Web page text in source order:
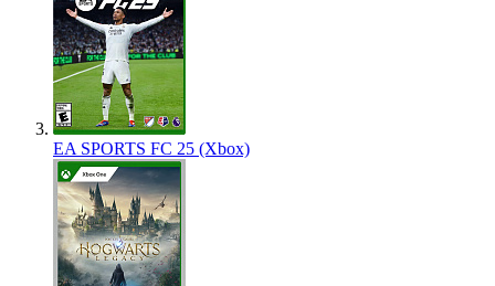
EA SPORTS FC 25 (Xbox)